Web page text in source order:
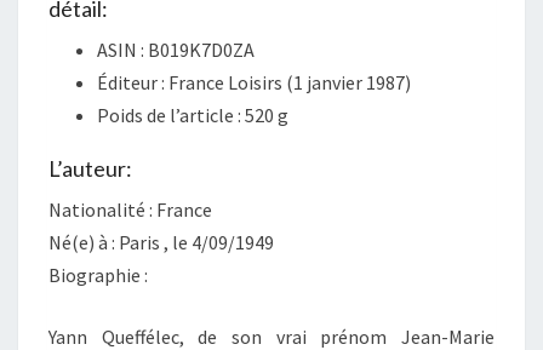
détail:
ASIN : B019K7D0ZA
Éditeur : France Loisirs (1 janvier 1987)
Poids de l’article : 520 g
L’auteur:
Nationalité : France
Né(e) à : Paris , le 4/09/1949
Biographie :
Yann Queffélec, de son vrai prénom Jean-Marie